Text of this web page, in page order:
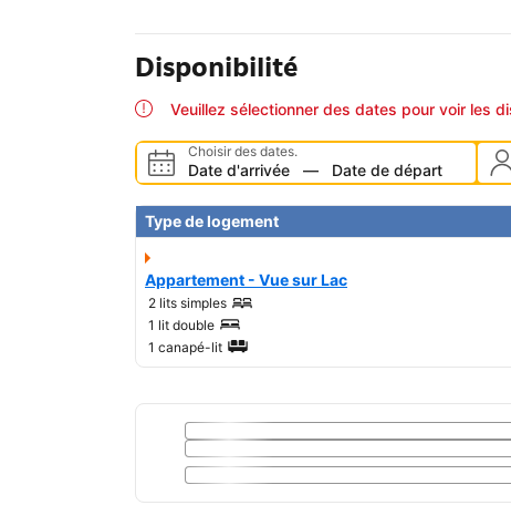
Disponibilité
Veuillez sélectionner des dates pour voir les
Choisir des dates.
Date d'arrivée — Date de départ
Type de logement
Appartement - Vue sur Lac
2 lits simples
1 lit double
1 canapé-lit